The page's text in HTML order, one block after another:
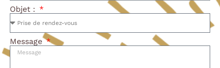
Objet :
Message